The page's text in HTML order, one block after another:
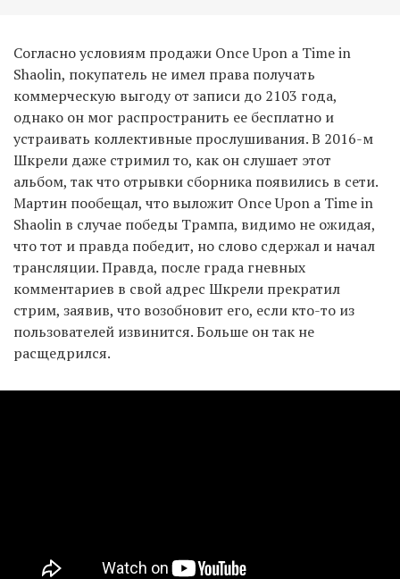
Согласно условиям продажи Once Upon a Time in
Shaolin, покупатель не имел права получать
коммерческую выгоду от записи до 2103 года,
однако он мог распространить ее бесплатно и
устраивать коллективные прослушивания. В 2016-м
Шкрели даже стримил то, как он слушает этот
альбом, так что отрывки сборника появились в сети.
Мартин пообещал, что выложит Once Upon a Time in
Shaolin в случае победы Трампа, видимо не ожидая,
что тот и правда победит, но слово сдержал и начал
трансляции. Правда, после града гневных
комментариев в свой адрес Шкрели прекратил
стрим, заявив, что возобновит его, если кто-то из
пользователей извинится. Больше он так не
расщедрился.